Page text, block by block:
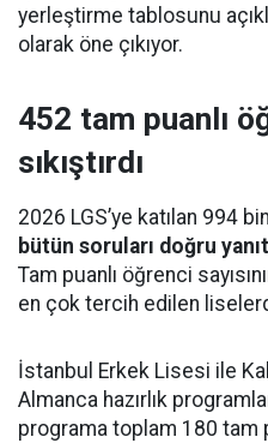
yerleştirme tablosunu
olarak öne çıkıyor.
452 tam puanlı
sıkıştırdı
2026 LGS’ye katılan 994
bütün soruları doğru
Tam puanlı öğrenci
en çok tercih edilen
İstanbul Erkek Lisesi ile
Almanca hazırlık
programa toplam 180 tam